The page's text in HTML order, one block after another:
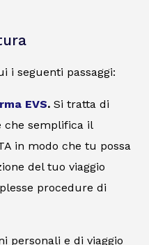
i seguenti passaggi:
EVS. Si tratta di
che semplifica il
in modo che tu possa
del tuo viaggio
procedure di
personali e di viaggio